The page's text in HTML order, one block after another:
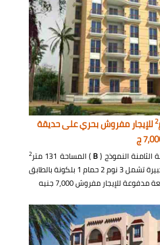
2للإيجار مفروش بحري على حديقة
النموذج (B ) المساحة 131 متر 2
بحري تطل على حديقة كبيرة تشمل 3 نوم 2 حمام 1 بلكونة بالطابق
للإيجار مفروش 7,000 جنيه